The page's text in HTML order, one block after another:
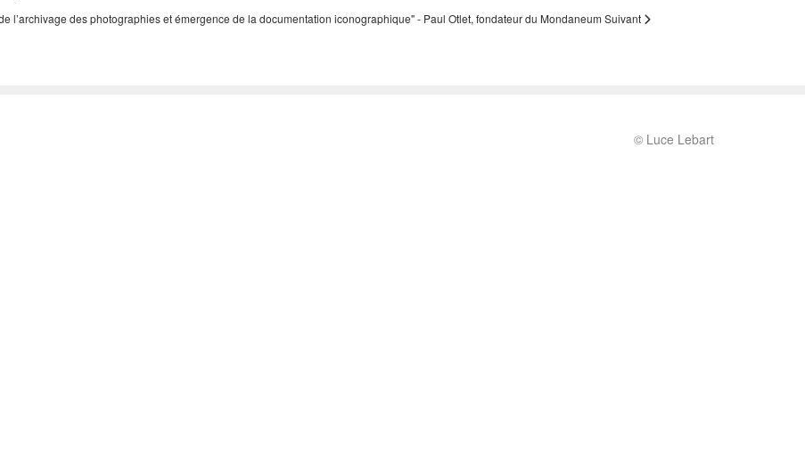
l’archivage des photographies et émergence de la documentation iconographique" - Paul Otlet, fondateur du Mondaneum Suivant
© Luce Lebart